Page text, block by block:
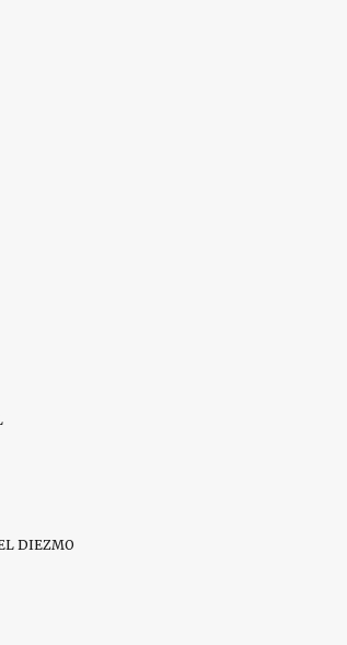
DIEZMO